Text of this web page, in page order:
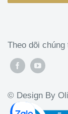
© Design By
Theo dõi chúng